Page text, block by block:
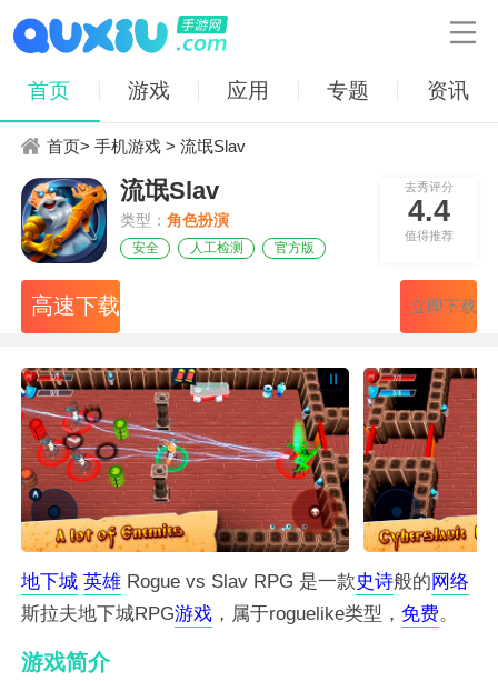

首页 游戏 应用 专题 资讯
首页>手机游戏 > 流氓Slav
流氓Slav
类型：角色扮演
安全 人工检测 官方版
去秀评分
4.4
值得推荐
高速下载 立即下载
地下城 英雄Rogue vs Slav RPG 是一款史诗般的网络
斯拉夫地下城RPG游戏，属于roguelike类型， 免费。
游戏简介